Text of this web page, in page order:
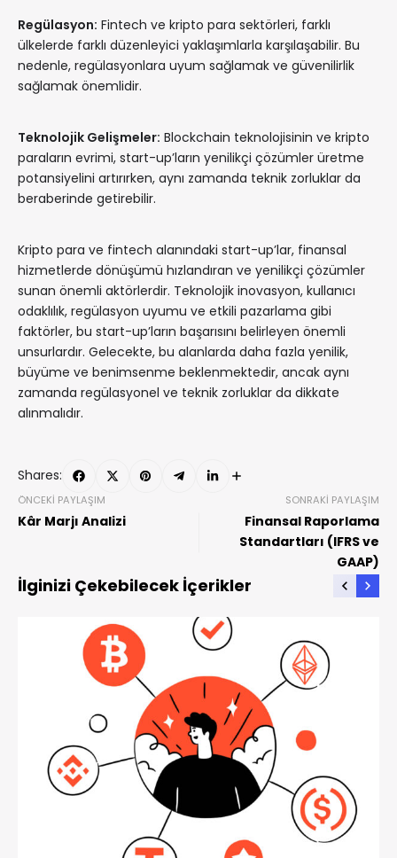
Regülasyon: Fintech ve kripto para sektörleri, farklı
ülkelerde farklı düzenleyici yaklaşımlarla karşılaşabilir. Bu
nedenle, regülasyonlara uyum sağlamak ve güvenilirlik
sağlamak önemlidir.
Teknolojik Gelişmeler: Blockchain teknolojisinin ve kripto
paraların evrimi, start-up’ların yenilikçi çözümler üretme
potansiyelini artırırken, aynı zamanda teknik zorluklar da
beraberinde getirebilir.
Kripto para ve fintech alanındaki start-up’lar, finansal
hizmetlerde dönüşümü hızlandıran ve yenilikçi çözümler
sunan önemli aktörlerdir. Teknolojik inovasyon, kullanıcı
odaklılık, regülasyon uyumu ve etkili pazarlama gibi
faktörler, bu start-up’ların başarısını belirleyen önemli
unsurlardır. Gelecekte, bu alanlarda daha fazla yenilik,
büyüme ve benimsenme beklenmektedir, ancak aynı
zamanda regülasyonel ve teknik zorluklar da dikkate
alınmalıdır.
Shares:
ÖNCEKI PAYLAŞIM
Kâr Marjı Analizi
SONRAKI PAYLAŞIM
Finansal Raporlama
Standartları (IFRS ve
GAAP)
İlginizi Çekebilecek İçerikler